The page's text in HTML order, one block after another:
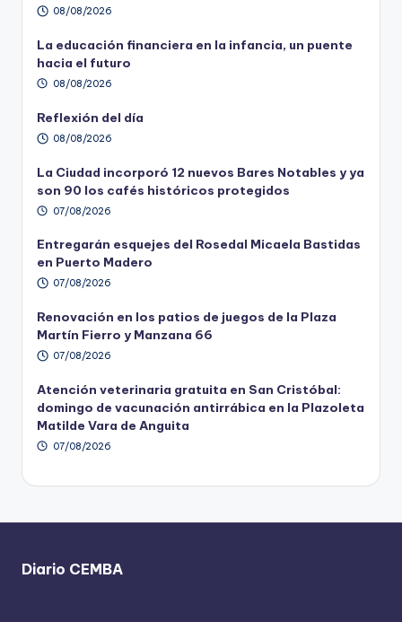
08/08/2026
La educación financiera en la infancia, un puente
hacia el futuro
08/08/2026
Reflexión del día
08/08/2026
La Ciudad incorporó 12 nuevos Bares Notables y ya
son 90 los cafés históricos protegidos
07/08/2026
Entregarán esquejes del Rosedal Micaela Bastidas
en Puerto Madero
07/08/2026
Renovación en los patios de juegos de la Plaza
Martín Fierro y Manzana 66
07/08/2026
Atención veterinaria gratuita en San Cristóbal:
domingo de vacunación antirrábica en la Plazoleta
Matilde Vara de Anguita
07/08/2026
Diario CEMBA